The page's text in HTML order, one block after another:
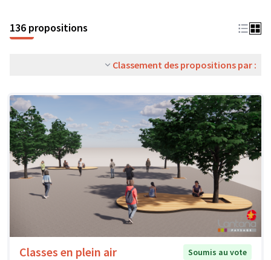
136 propositions
Classement des propositions par :
Classes en plein air
Soumis au vote